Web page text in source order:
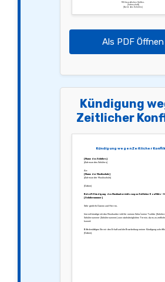
Mit freundlichen Grüßen,
[Unterschrift]
[Name des Schülers]
Als PDF Öffnen
Kündigung
Zeitlicher
Kündigung wegen Zeitlicher
[Name des Schülers]
[Adresse des Schülers]
An:
[Name der Musikschule]
[Adresse der Musikschule]
[Datum]
Betreff: Kündigung des Musikunterrichts wegen Zeitlicher Konflikte –
[Schülernummer]
Sehr geehrte Damen und Herren,
hiermit kündige ich den Musikunterricht für meinen Sohn/meine Tochter
Schülernummer [Schülernummer] zum nächstmöglichen Termin, da es zu
kommt.
Bitte bestätigen Sie mir den Erhalt und die Bearbeitung meiner Kündigung
[Datum].